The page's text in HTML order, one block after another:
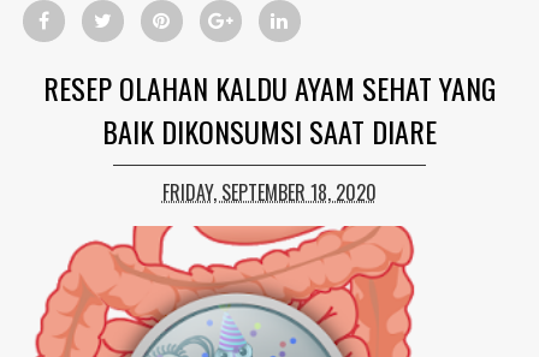
RESEP OLAHAN KALDU AYAM SEHAT YANG
BAIK DIKONSUMSI SAAT DIARE
FRIDAY, SEPTEMBER 18, 2020